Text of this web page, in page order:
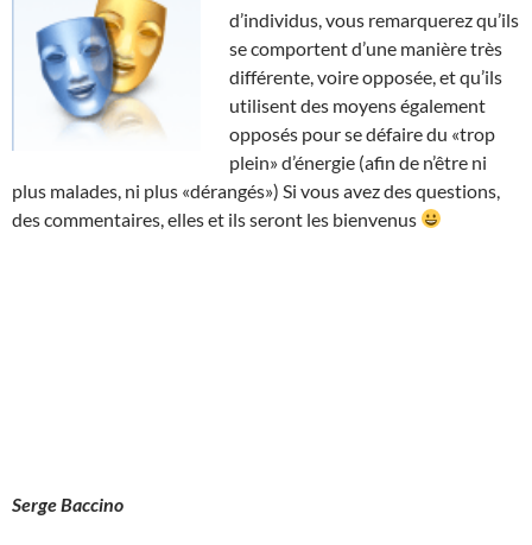
d’individus, vous remarquerez qu’ils
se comportent d’une manière très
différente, voire opposée, et qu’ils
utilisent des moyens également
opposés pour se défaire du «trop
plein» d’énergie (afin de n’être ni
plus malades, ni plus «dérangés») Si vous avez des questions,
des commentaires, elles et ils seront les bienvenus
Serge Baccino